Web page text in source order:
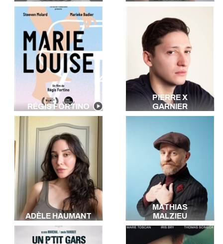
RÉGIS FORTINO
PIERRE X
GARNIER
ADÈLE HAUMANT
MATHIAS
MALZIEU